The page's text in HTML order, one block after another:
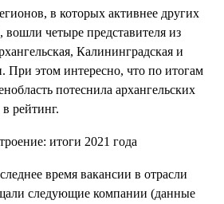
в которых активнее других
вошли четыре представителя из
Калининградская и
При этом интересно, что по итогам
потеснила архангельских
рейтинг.
время вакансии в отрасли
следующие компании (данные